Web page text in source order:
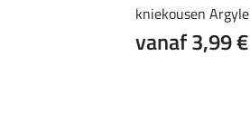
kniekousen Argyle
vanaf 3,99 €